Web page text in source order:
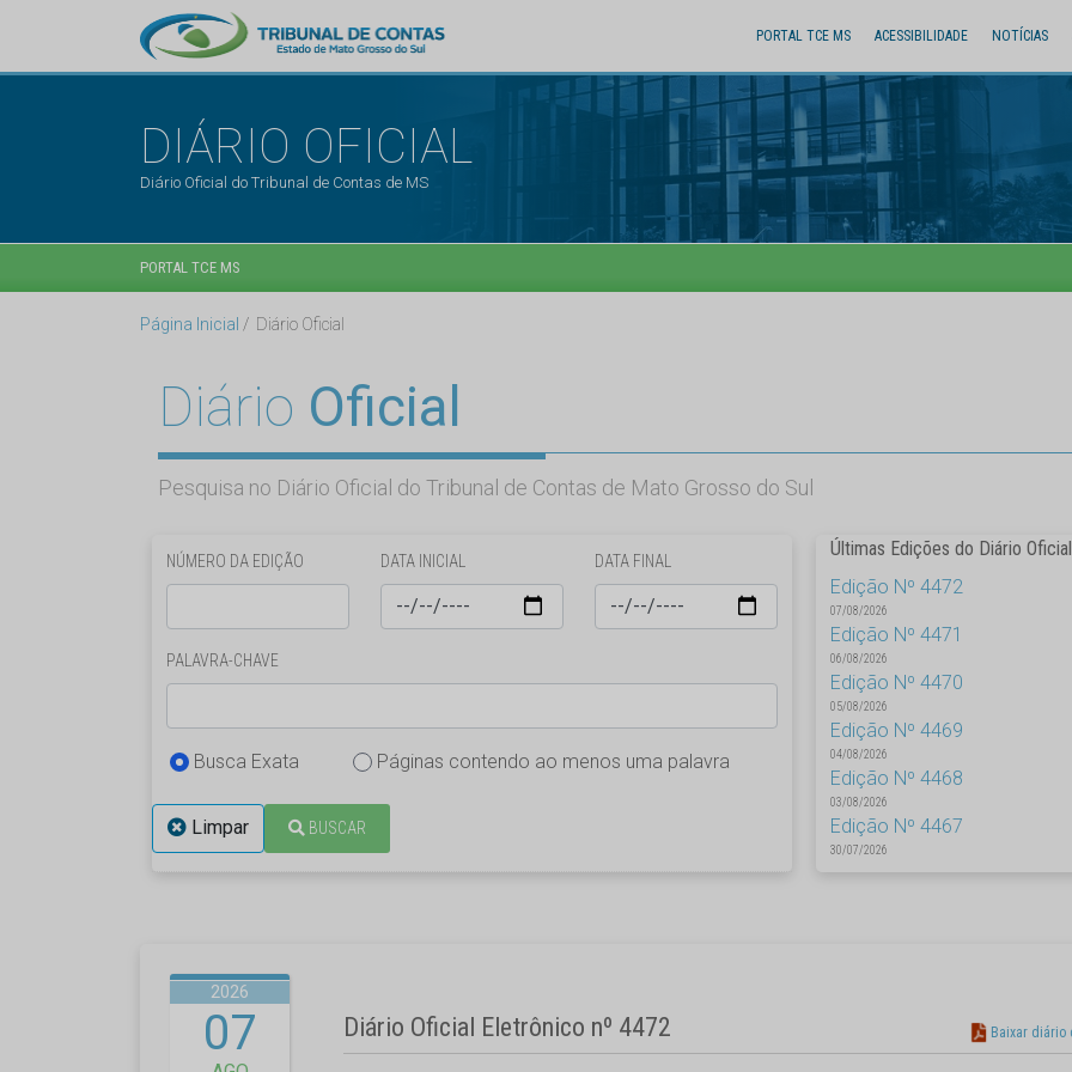
PORTAL TCE MS ACESSIBILIDADE NOTÍCIAS
DIÁRIO OFICIAL
Diário Oficial do Tribunal de Contas de MS
PORTAL TCE MS
Página Inicial Diário Oficial
Diário Oficial
Pesquisa no Diário Oficial do Tribunal de Contas de Mato Grosso do Sul
NÚMERO DA EDIÇÃO DATA INICIAL DATA FINAL
PALAVRA-CHAVE
Busca Exata Páginas contendo ao menos uma palavra
Limpar BUSCAR
Últimas Edições do Diário Oficial
Edição Nº 4472
07/08/2026
Edição Nº 4471
06/08/2026
Edição Nº 4470
05/08/2026
Edição Nº 4469
04/08/2026
Edição Nº 4468
03/08/2026
Edição Nº 4467
30/07/2026
2026
07 Diário Oficial Eletrônico nº 4472 Baixar diário